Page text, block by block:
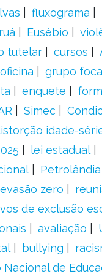
fluxograma
Eusébio
tutelar cursos
oficina grupo
enquete
Simec
idade-
lei estadual
Petrolândia
evasão zero
de exclusão
avaliação
bullying
Nacional de